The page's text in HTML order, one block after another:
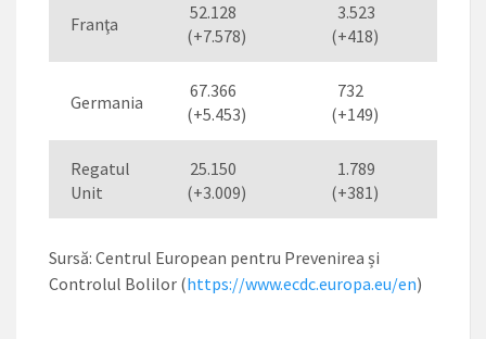
Franţa
52.128
(+7.578)
3.523
(+418)
Germania
67.366
(+5.453)
732
(+149)
Regatul
Unit
25.150
(+3.009)
1.789
(+381)
Sursă: Centrul European pentru Prevenirea și
Controlul Bolilor (https://www.ecdc.europa.eu/en)